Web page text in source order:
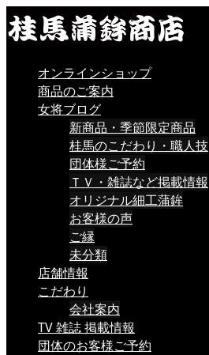
オンラインショップ
商品のご案内
女将ブログ
新商品・季節限定商品
桂馬のこだわり・職人技
団体様ご予約
ＴＶ・雑誌など掲載情報
オリジナル細工蒲鉾
お客様の声
ご縁
未分類
店舗情報
こだわり
会社案内
TV 雑誌 掲載情報
団体のお客様ご予約